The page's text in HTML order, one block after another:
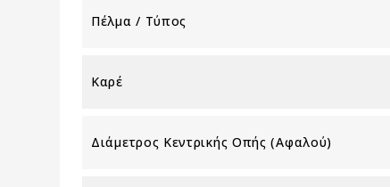
Πέλμα / Τύπος
Καρέ
Διάμετρος Κεντρικής Οπής (αφαλού)